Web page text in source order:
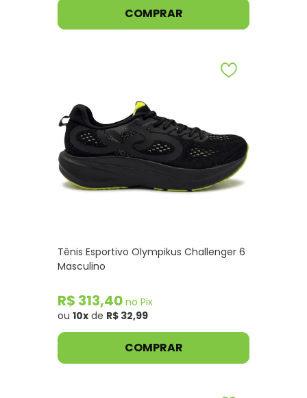
COMPRAR
Tênis Esportivo Olympikus Challenger 6
Masculino
R$ 313,40 no Pix
ou 10x de R$ 32,99
COMPRAR